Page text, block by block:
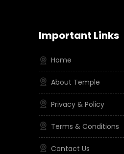
Important Links
Home
About Temple
Privacy & Policy
Terms & Conditions
Contact Us